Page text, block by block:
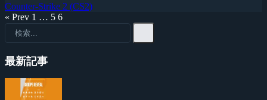
Counter-Strike 2 (CS2)
« Prev 1 … 5 6
最新記事